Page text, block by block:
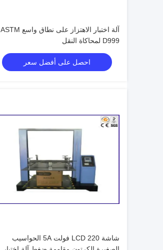
آلة اختبار الاهتزاز على نطاق واسع ASTM
D999 لمحاكاة النقل
احصل على أفضل سعر
شاشة LCD 220 فولت 5A الحواسيب